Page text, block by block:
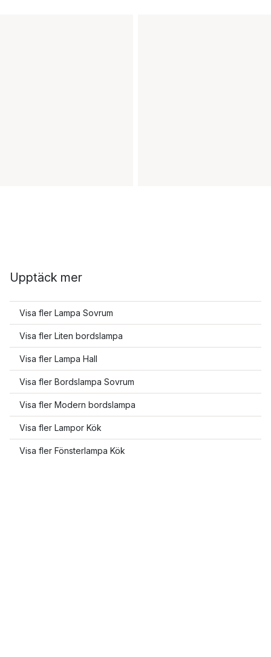
Upptäck mer
Visa fler Lampa Sovrum
Visa fler Liten bordslampa
Visa fler Lampa Hall
Visa fler Bordslampa Sovrum
Visa fler Modern bordslampa
Visa fler Lampor Kök
Visa fler Fönsterlampa Kök